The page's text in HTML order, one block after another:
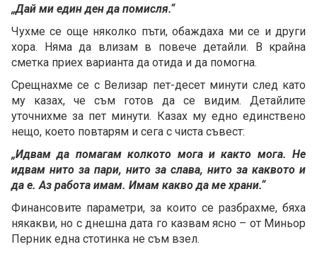
„Дай ми един ден да помисля.“
Чухме се още няколко пъти, обаждаха ми се и други
хора. Няма да влизам в повече детайли. В крайна
сметка приех варианта да отида и да помогна.
Срещнахме се с Велизар пет-десет минути след като
му казах, че съм готов да се видим. Детайлите
уточнихме за пет минути. Казах му едно единствено
нещо, което повтарям и сега с чиста съвест:
„Идвам да помагам колкото мога и както мога. Не
идвам нито за пари, нито за слава, нито за каквото и
да е. Аз работа имам. Имам какво да ме храни.“
Финансовите параметри, за които се разбрахме, бяха
някакви, но с днешна дата го казвам ясно – от Миньор
Перник една стотинка не съм взел.